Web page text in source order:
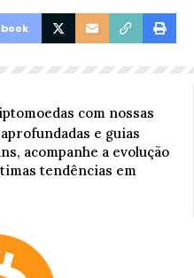
com nossas
e guias
acompanhe a evolução
tendências em